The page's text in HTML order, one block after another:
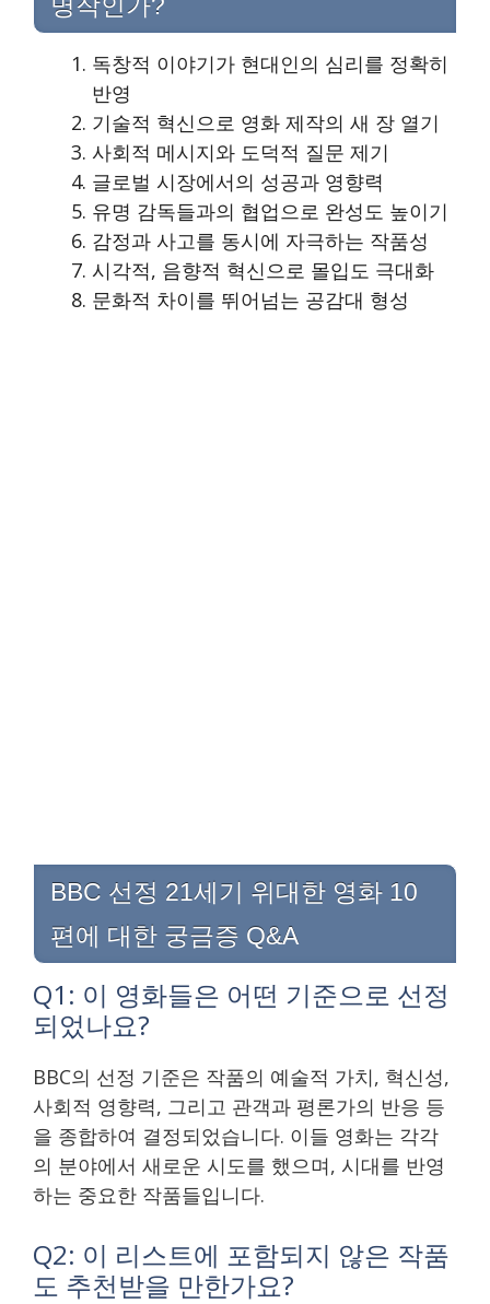
독창적 이야기가 현대인의 심리를 정확히
반영
기술적 혁신으로 영화 제작의 새 장 열기
사회적 메시지와 도덕적 질문 제기
글로벌 시장에서의 성공과 영향력
유명 감독들과의 협업으로 완성도 높이기
감정과 사고를 동시에 자극하는 작품성
시각적, 음향적 혁신으로 몰입도 극대화
문화적 차이를 뛰어넘는 공감대 형성
BBC 선정 21세기 위대한 영화 10
편에 대한 궁금증 Q&A
Q1: 이 영화들은 어떤 기준으로 선정
되었나요?
BBC의 선정 기준은 작품의 예술적 가치, 혁신성,
사회적 영향력, 그리고 관객과 평론가의 반응 등
을 종합하여 결정되었습니다. 이들 영화는 각각
의 분야에서 새로운 시도를 했으며, 시대를 반영
하는 중요한 작품들입니다.
Q2: 이 리스트에 포함되지 않은 작품
도 추천받을 만한가요?